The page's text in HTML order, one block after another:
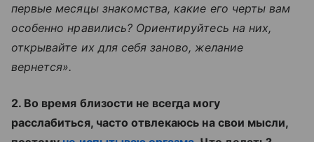
первые месяцы знакомства, какие его черты вам
особенно нравились? Ориентируйтесь на них,
открывайте их для себя заново, желание
вернется».
2. Во время близости не всегда могу
расслабиться, часто отвлекаюсь на свои мысли,